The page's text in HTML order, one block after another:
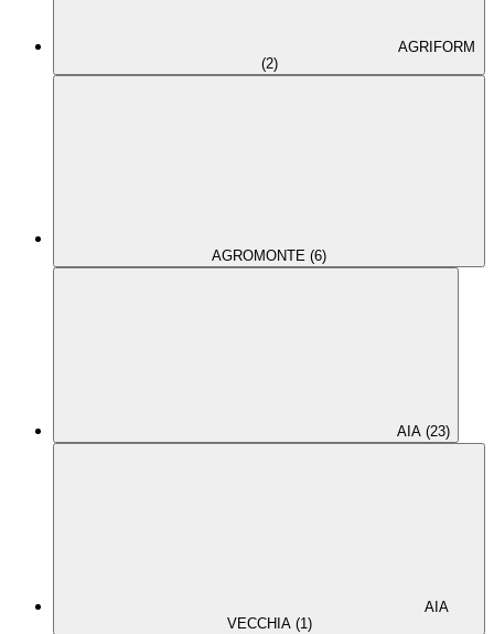
AGRIFORM
(2)
AGROMONTE (6)
AIA (23)
AIA
VECCHIA (1)